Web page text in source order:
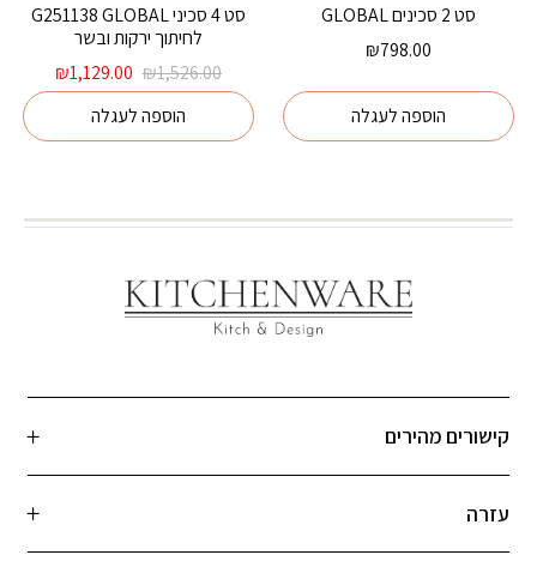
סט 2 סכינים GLOBAL
₪798.00
הוספה לעגלה
סט 4 סכיני G251138 GLOBAL
לחיתוך ירקות ובשר
₪1,526.00
המחיר
המקורי
היה:
₪1,526.00.
₪1,129.00
הנוכחי
הוספה לעגלה
קישורים מהירים
עזרה